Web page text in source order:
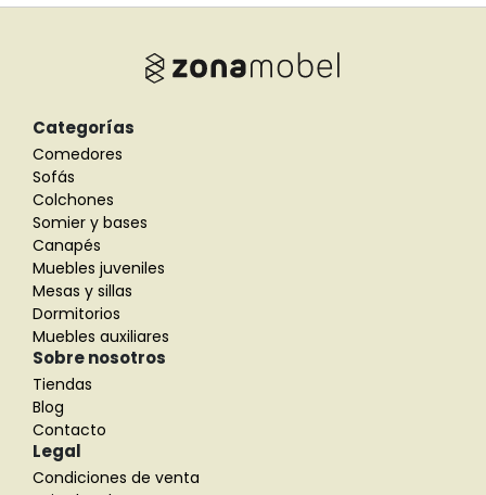
Categorías
Comedores
Sofás
Colchones
Somier y bases
Canapés
Muebles juveniles
Mesas y sillas
Dormitorios
Muebles auxiliares
Sobre nosotros
Tiendas
Blog
Contacto
Legal
Condiciones de venta